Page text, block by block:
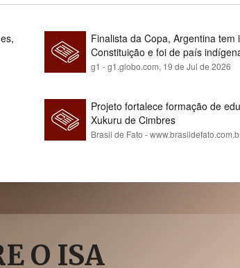
Finalista da Copa, Argentina
Constituição e foi de país
g1 - g1.globo.com, 19 de Jul de 2026
Projeto fortalece formação de
Xukuru de Cimbres
Brasil de Fato -
O ISA